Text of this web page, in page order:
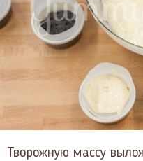
Творожную массу